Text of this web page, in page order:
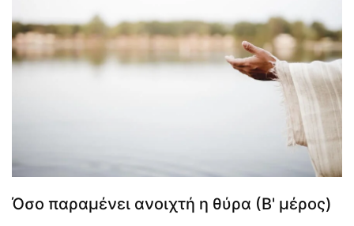
Όσο παραμένει ανοιχτή η θύρα (Β' μέρος)